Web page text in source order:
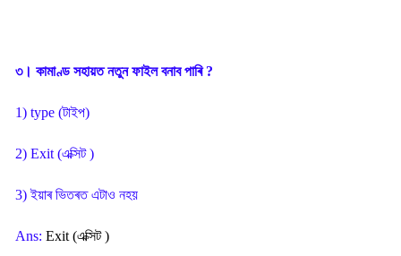
৩। কামাণ্ড সহায়ত নতুন ফাইল বনাব পাৰি ?
1) type (টাইপ)
2) Exit (এক্সিট )
3) ইয়াৰ ভিতৰত এটাও নহয়
Ans: Exit (এক্সিট )